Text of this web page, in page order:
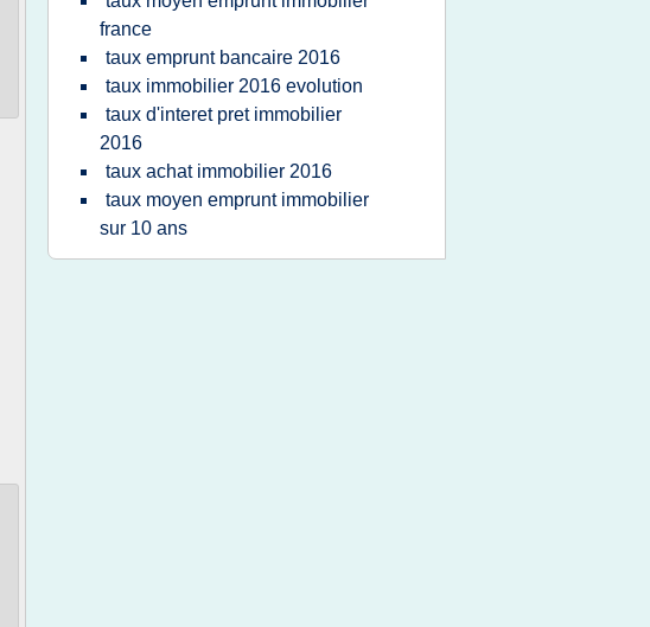
france
taux emprunt bancaire 2016
taux immobilier 2016 evolution
taux d'interet pret immobilier
2016
taux achat immobilier 2016
taux moyen emprunt immobilier
sur 10 ans